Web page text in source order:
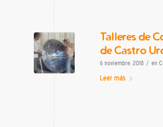
Talleres de
de Castro
6 noviembre, 2018 / en
Leer más